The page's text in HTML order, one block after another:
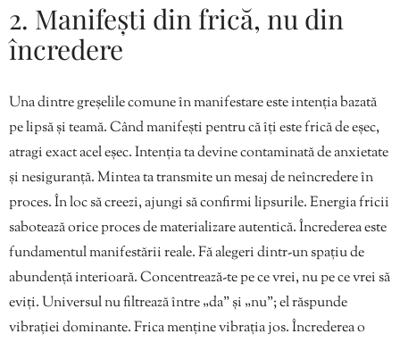
2. Manifești din frică, nu din
încredere
Una dintre greșelile comune în manifestare este intenția bazată
pe lipsă și teamă. Când manifești pentru că îți este frică de eșec,
atragi exact acel eșec. Intenția ta devine contaminată de anxietate
și nesiguranță. Mintea ta transmite un mesaj de neîncredere în
proces. În loc să creezi, ajungi să confirmi lipsurile. Energia fricii
sabotează orice proces de materializare autentică. Încrederea este
fundamentul manifestării reale. Fă alegeri dintr-un spațiu de
abundență interioară. Concentrează-te pe ce vrei, nu pe ce vrei să
eviți. Universul nu filtrează între „da” și „nu”; el răspunde
vibrației dominante. Frica menține vibrația jos. Încrederea o